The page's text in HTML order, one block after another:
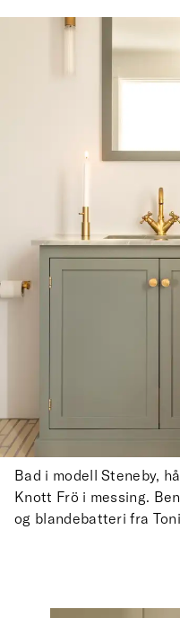
Bad i modell Steneby,
Knott Frö i messing.
og blandebatteri fra